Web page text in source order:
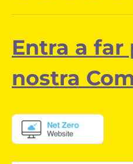
Entra a far
nostra